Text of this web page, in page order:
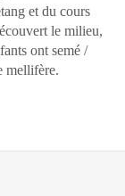
et du cours
le milieu,
ont semé /
mellifère.